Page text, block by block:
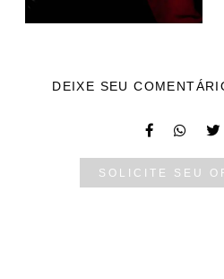
DEIXE SEU
SOLICITE SEU